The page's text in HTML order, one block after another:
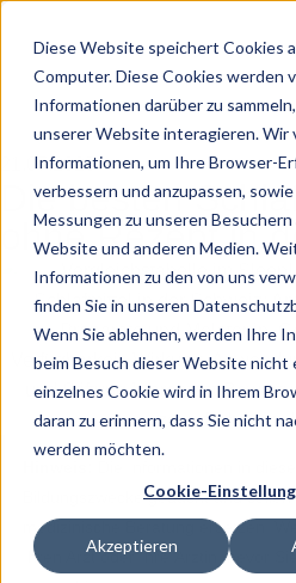
Diese Website speichert Cookies
Computer. Diese Cookies werden
Informationen darüber zu
unserer Website interagieren. Wir
Informationen, um Ihre Browser-
verbessern und anzupassen,
Messungen zu unseren
Website und anderen Medien.
Informationen zu den von uns
finden Sie in unseren
Wenn Sie ablehnen, werden Ihre
beim Besuch dieser Website nicht
einzelnes Cookie wird in Ihrem
daran zu erinnern, dass Sie nicht
werden möchten.
Cookie-
Akzeptieren
21.07.2025
Die besten
ohne Rezept in
Bildungszwecke gedacht und sollen
medizinische Beratung ersetzen.
Ihren Arzt oder Ihre Ärztin, bevor